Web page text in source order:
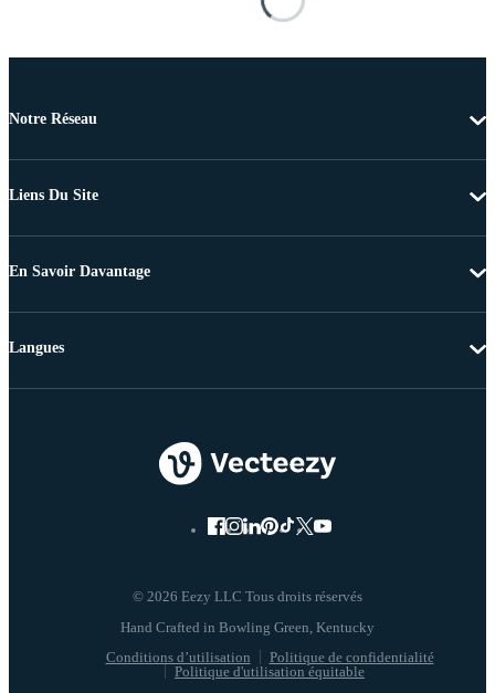
Notre Réseau
Liens Du Site
En Savoir Davantage
© 2026 Eezy LLC Tous droits réservés
Conditions d’utilisation
Politique de confidentialité
Politique d'utilisation équitable
Langues